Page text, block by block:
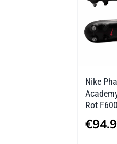
Nike
Rot F600
€